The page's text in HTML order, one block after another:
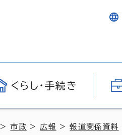
くらし・手続き
>市政 > 広報 >報道関係資料